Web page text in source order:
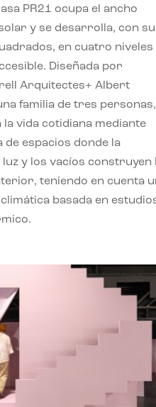
PR21 ocupa el ancho
y se desarrolla, con
en cuatro niveles
Diseñada por
Arquitectes+ Albert
familia de tres
la vida cotidiana mediante
de espacios donde la
y los vacíos construyen
teniendo en cuenta
basada en